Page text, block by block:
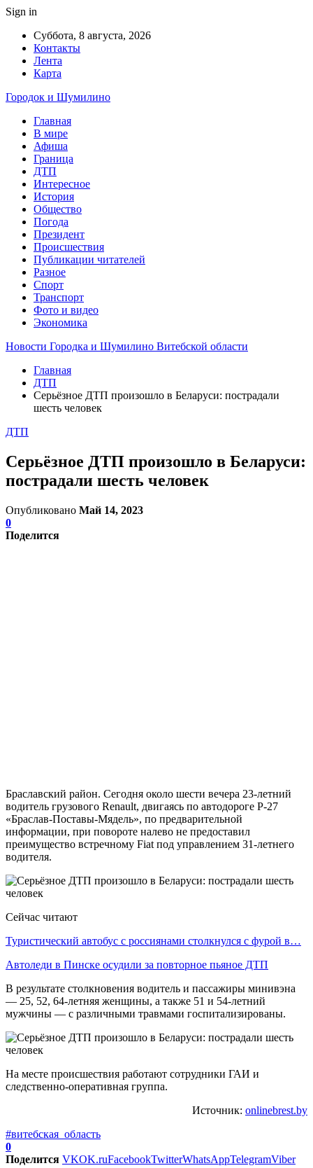
Sign in
Суббота, 8 августа, 2026
Контакты
Лента
Карта
Городок и Шумилино
Главная
В мире
Афиша
Граница
ДТП
Интересное
История
Общество
Погода
Президент
Происшествия
Публикации читателей
Разное
Спорт
Транспорт
Фото и видео
Экономика
Новости Городка и Шумилино Витебской области
Главная
ДТП
Серьёзное ДТП произошло в Беларуси: пострадали
шесть человек
ДТП
Серьёзное ДТП произошло в Беларуси:
пострадали шесть человек
Опубликовано Май 14, 2023
0
Поделится
Браславский район. Сегодня около шести вечера 23-летний
водитель грузового Renault, двигаясь по автодороге Р-27
«Браслав-Поставы-Мядель», по предварительной
информации, при повороте налево не предоставил
преимущество встречному Fiat под управлением 31-летнего
водителя.
Сейчас читают
Туристический автобус с россиянами столкнулся с фурой в…
Автоледи в Пинске осудили за повторное пьяное ДТП
В результате столкновения водитель и пассажиры минивэна
— 25, 52, 64-летняя женщины, а также 51 и 54-летний
мужчины — с различными травмами госпитализированы.
На месте происшествия работают сотрудники ГАИ и
следственно-оперативная группа.
Источник: onlinebrest.by
#витебская_область
0
Поделится VKOK.ruFacebookTwitterWhatsAppTelegramViber